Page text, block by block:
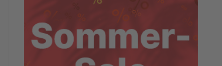
Monika hat ein super Training gemacht.
Würdest du das Hotel/Camp anderen
TennisTravellern weiterempfehlen?